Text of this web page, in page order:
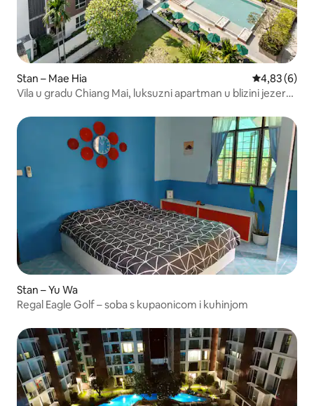
Stan – Mae Hia Prosječna
4,83 (6)
Vila u gradu Chiang Mai, luksuzni apartman u blizini jezera,
Stan – Yu Wa
Regal Eagle Golf – soba s kupaonicom i kuhinjom